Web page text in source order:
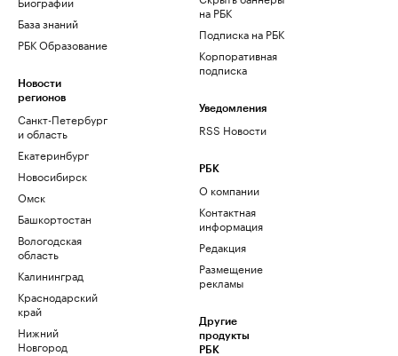
База знаний
РБК Образование
Новости
регионов
Санкт-Петербург
и область
Екатеринбург
Новосибирск
Омск
Башкортостан
Вологодская
область
Калининград
Краснодарский
край
Нижний
Новгород
на РБК
Подписка на РБК
Корпоративная
подписка
Уведомления
RSS Новости
РБК
О компании
Контактная
информация
Редакция
Размещение
рекламы
Другие
продукты
РБК